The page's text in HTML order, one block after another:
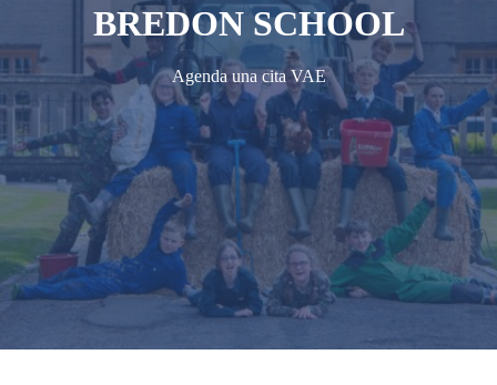
BREDON SCHOOL
Agenda una cita VAE